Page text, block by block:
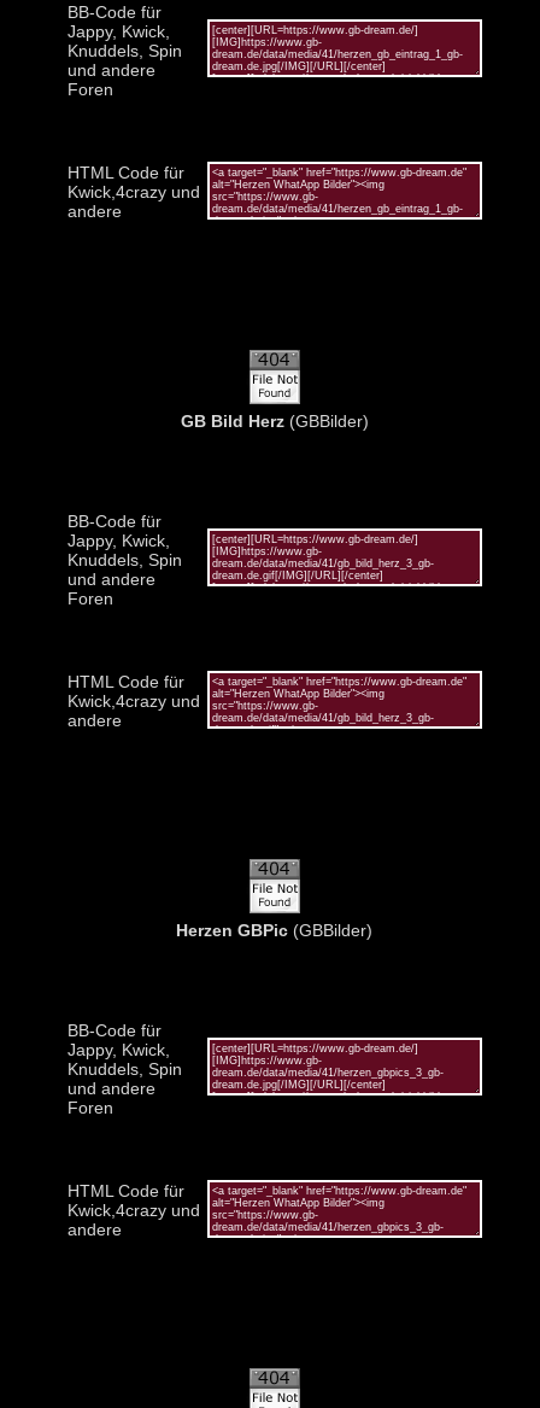
BB-Code für
Jappy, Kwick,
Knuddels, Spin
und andere
Foren
HTML Code für
Kwick,4crazy und
andere
GB Bild Herz(GBBilder)
BB-Code für
Jappy, Kwick,
Knuddels, Spin
und andere
Foren
HTML Code für
Kwick,4crazy und
andere
Herzen GBPic (GBBilder)
BB-Code für
Jappy, Kwick,
Knuddels, Spin
und andere
Foren
HTML Code für
Kwick,4crazy und
andere